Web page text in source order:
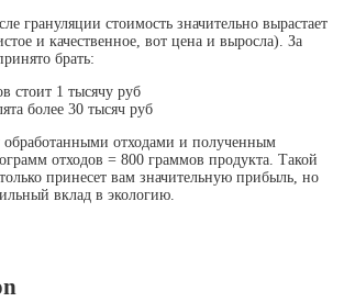
грануляции стоимость значительно вырастает
и качественное, вот цена и выросла). За
брать:
стоит 1 тысячу руб
более 30 тысяч руб
отходами и полученным
отходов = 800 граммов продукта. Такой
принесет вам значительную прибыль, но
вклад в экологию.